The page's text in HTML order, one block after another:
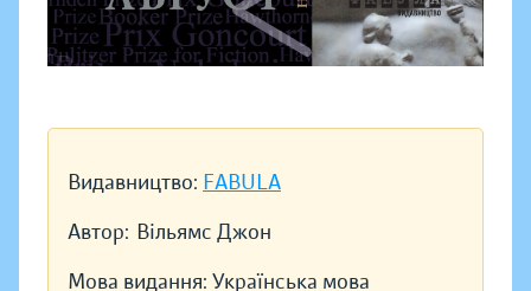
Видавництво: FABULA
Автор: Вільямс Джон
Мова видання: Українська мова